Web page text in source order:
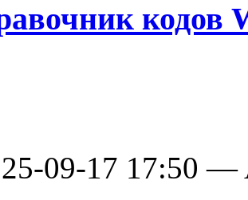
кодов
09-17 17:50 —